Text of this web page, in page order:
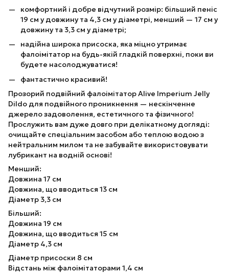
комфортний і добре відчутний розмір: більший пеніс
19 см у довжину та 4,3 см у діаметрі, менший — 17 см у
довжину та 3,3 см у діаметрі;
надійна широка присоска, яка міцно утримає
фалоімітатор на будь-якій гладкій поверхні, поки ви
будете насолоджуватися!
фантастично красивий!
Прозорий подвійний фалоімітатор Alive Imperium Jelly
Dildo для подвійного проникнення — нескінченне
джерело задоволення, естетичного та фізичного!
Прослужить вам дуже довго при делікатному догляді:
очищайте спеціальним засобом або теплою водою з
нейтральним милом та не забувайте використовувати
лубрикант на водній основі!
Менший:
Довжина 17 см
Довжина, що вводиться 13 см
Діаметр 3,3 см
Більший:
Довжина 19 см
Довжина, що вводиться 15 см
Діаметр 4,3 см
Діаметр присоски 8 см
Відстань між фалоімітаторами 1,4 см